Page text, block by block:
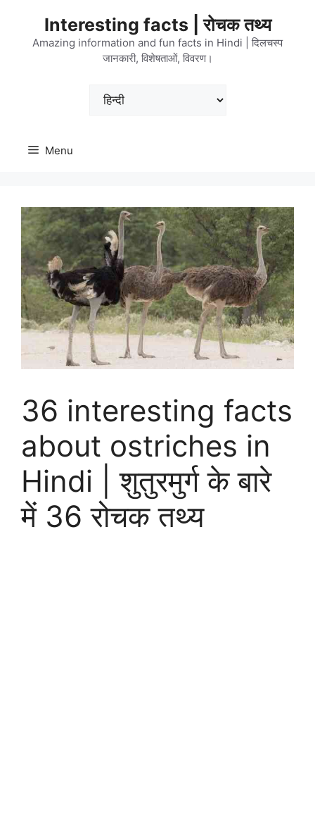
content
Interesting facts | रोचक तथ्य
Amazing information and fun facts in Hindi | दिलचस्प
जानकारी, विशेषताओं, विवरण।
Choose
Menu
36 interesting facts
about ostriches in
Hindi | शुतुरमुर्ग के बारे
में 36 रोचक तथ्य